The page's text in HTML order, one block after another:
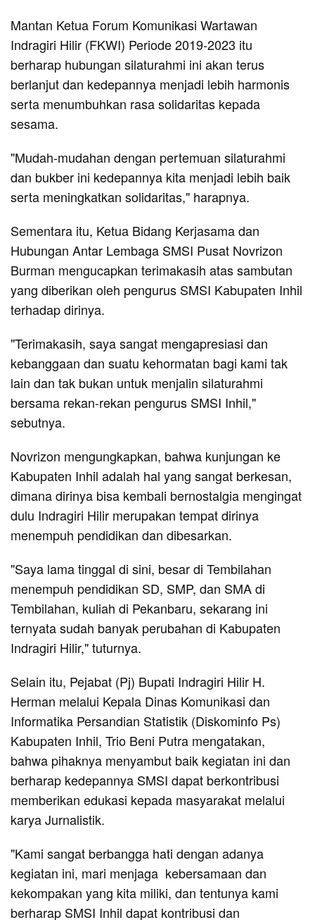
Mantan Ketua Forum Komunikasi Wartawan
Indragiri Hilir (FKWI) Periode 2019-2023 itu
berharap hubungan silaturahmi ini akan terus
berlanjut dan kedepannya menjadi lebih harmonis
serta menumbuhkan rasa solidaritas kepada
sesama.
"Mudah-mudahan dengan pertemuan silaturahmi
dan bukber ini kedepannya kita menjadi lebih baik
serta meningkatkan solidaritas," harapnya.
Sementara itu, Ketua Bidang Kerjasama dan
Hubungan Antar Lembaga SMSI Pusat Novrizon
Burman mengucapkan terimakasih atas sambutan
yang diberikan oleh pengurus SMSI Kabupaten Inhil
terhadap dirinya.
"Terimakasih, saya sangat mengapresiasi dan
kebanggaan dan suatu kehormatan bagi kami tak
lain dan tak bukan untuk menjalin silaturahmi
bersama rekan-rekan pengurus SMSI Inhil,"
sebutnya.
Novrizon mengungkapkan, bahwa kunjungan ke
Kabupaten Inhil adalah hal yang sangat berkesan,
dimana dirinya bisa kembali bernostalgia mengingat
dulu Indragiri Hilir merupakan tempat dirinya
menempuh pendidikan dan dibesarkan.
"Saya lama tinggal di sini, besar di Tembilahan
menempuh pendidikan SD, SMP, dan SMA di
Tembilahan, kuliah di Pekanbaru, sekarang ini
ternyata sudah banyak perubahan di Kabupaten
Indragiri Hilir," tuturnya.
Selain itu, Pejabat (Pj) Bupati Indragiri Hilir H.
Herman melalui Kepala Dinas Komunikasi dan
Informatika Persandian Statistik (Diskominfo Ps)
Kabupaten Inhil, Trio Beni Putra mengatakan,
bahwa pihaknya menyambut baik kegiatan ini dan
berharap kedepannya SMSI dapat berkontribusi
memberikan edukasi kepada masyarakat melalui
karya Jurnalistik.
"Kami sangat berbangga hati dengan adanya
kegiatan ini, mari menjaga kebersamaan dan
kekompakan yang kita miliki, dan tentunya kami
berharap SMSI Inhil dapat kontribusi dan